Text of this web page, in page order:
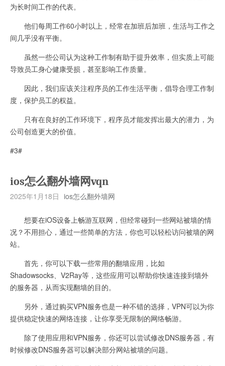
为长时间工作的代表。
他们每周工作60小时以上，经常在加班后加班，生活与工作之
间几乎没有平衡。
虽然一些公司认为这种工作制有助于提升效率，但实质上可能
导致员工身心健康受损，甚至影响工作质量。
因此，我们应该关注程序员的工作生活平衡，倡导合理工作制
度，保护员工的权益。
只有在良好的工作环境下，程序员才能发挥出最大的潜力，为
公司创造更大的价值。
#3#
ios怎么翻外墙网vqn
2025年1月18日 ios怎么翻外墙网
想要在iOS设备上畅游互联网，但经常碰到一些网站被墙的情
况？不用担心，通过一些简单的方法，你也可以轻松访问被墙的网
站。
首先，你可以下载一些常用的翻墙应用，比如
Shadowsocks、V2Ray等，这些应用可以帮助你快速连接到墙外
的服务器，从而实现翻墙的目的。
另外，通过购买VPN服务也是一种不错的选择，VPN可以为你
提供稳定快速的网络连接，让你享受无限制的网络畅游。
除了使用应用和VPN服务，你还可以尝试修改DNS服务器，有
时候修改DNS服务器可以解决部分网站被墙的问题。